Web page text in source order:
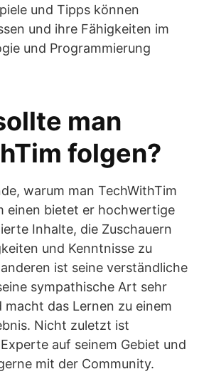
und Tipps können
und ihre Fähigkeiten im
und Programmierung
man
folgen?
warum man TechWithTim
einen bietet er hochwertige
Inhalte, die Zuschauern
und Kenntnisse zu
ist seine verständliche
sympathische Art sehr
macht das Lernen zu einem
Nicht zuletzt ist
auf seinem Gebiet und
mit der Community.